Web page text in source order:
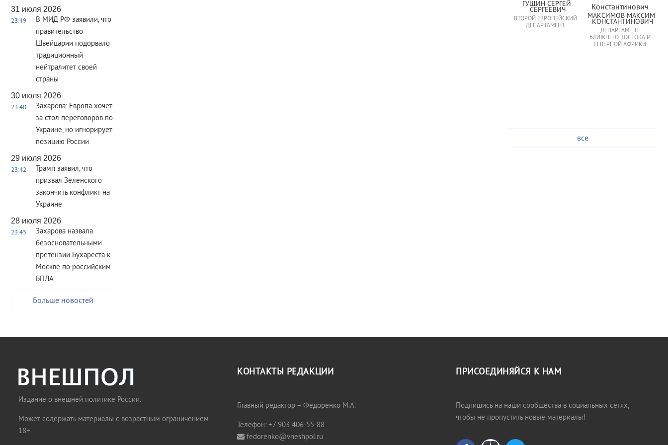
31 июля 2026
23:49
В МИД РФ заявили, что
правительство
Швейцарии подорвало
традиционный
нейтралитет своей
страны
30 июля 2026
23:40
Захарова: Европа хочет
за стол переговоров по
Украине, но игнорирует
позицию России
29 июля 2026
23:42
Трамп заявил, что
призвал Зеленского
закончить конфликт на
Украине
28 июля 2026
23:45
Захарова назвала
безосновательными
претензии Бухареста к
Москве по российским
БПЛА
Больше новостей
ГУЩИН СЕРГЕЙ
СЕРГЕЕВИЧ
ВТОРОЙ ЕВРОПЕЙСКИЙ
ДЕПАРТАМЕНТ
МАКСИМОВ МАКСИМ
КОНСТАНТИНОВИЧ
ДЕПАРТАМЕНТ
БЛИЖНЕГО ВОСТОКА И
СЕВЕРНОЙ АФРИКИ
все
Издание о внешней политике России.
Может содержать материалы с возрастным ограничением
18+
КОНТАКТЫ РЕДАКЦИИ
Главный редактор – Федоренко М.А.
Телефон: +7 903 406-55-88
fedorenko@vneshpol.ru
ПРИСОЕДИНЯЙСЯ К НАМ
Подпишись на наши сообщества в социальных сетях,
чтобы не пропустить новые материалы!